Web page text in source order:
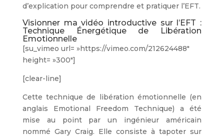
d’explication pour comprendre et pratiquer l’EFT.
Visionner ma vidéo introductive sur l’EFT :
Technique Énergétique de Libération
Emotionnelle
[su_vimeo url= »https://vimeo.com/212624488″
height= »300″]
[clear-line]
Cette technique de libération émotionnelle (en
anglais Emotional Freedom Technique) a été
mise au point par un ingénieur américain
nommé Gary Craig. Elle consiste à tapoter sur